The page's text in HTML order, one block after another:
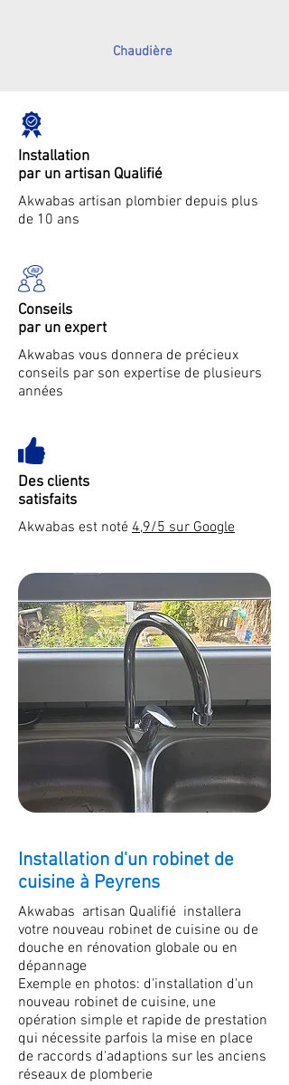
Chaudière
Installation
par un artisan Qualifié
Akwabas artisan plombier depuis plus
de 10 ans
Conseils
par un expert
Akwabas vous donnera de précieux
conseils par son expertise de plusieurs
années
Des clients
satisfaits
Akwabas est noté 4,9/5 sur Google
Installation d'un robinet de
cuisine à Peyrens
Akwabas artisan Qualifié installera
votre nouveau robinet de cuisine ou de
douche en rénovation globale ou en
dépannage
Exemple en photos: d'installation d'un
nouveau robinet de cuisine, une
opération simple et rapide de prestation
qui nécessite parfois la mise en place
de raccords d'adaptions sur les anciens
réseaux de plomberie